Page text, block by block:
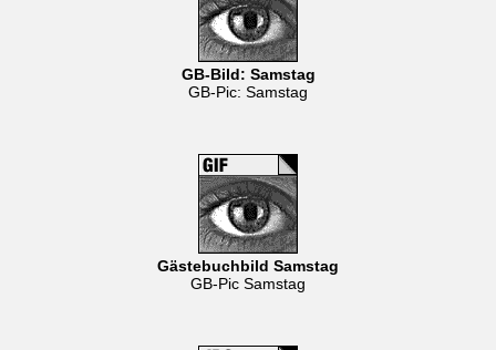
GB-Bild: Samstag
GB-Pic: Samstag
Gästebuchbild Samstag
GB-Pic Samstag